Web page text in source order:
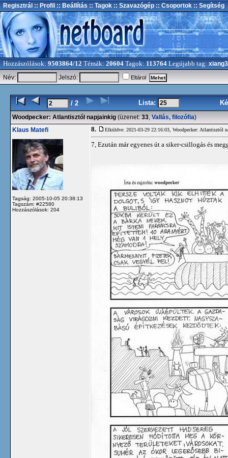
Regisztrál :: Profil :: Beállítás :: Tagok :: Szavazógép :: Csoportok :: Segítség
Hozzászólások: 9503864/12 Témák: 20604 Tagok: 113764 Legújabb tag:
Név:
Jelszó: Eltárol
/ 2 Lista:
Woodpecker: Atlantisztól napjainkig (üzenet: 33, Vallás, filozófia)
Klaus Matefi
Tagság: 2005-10-05 20:38:13
Tagszám: #22580
Hozzászólások: 204
8. Elküldve: 2021-03-29 22:16:03, Woodpecker: Atlantisztól
7, Ezután már egyenes út a siker-csillogás és